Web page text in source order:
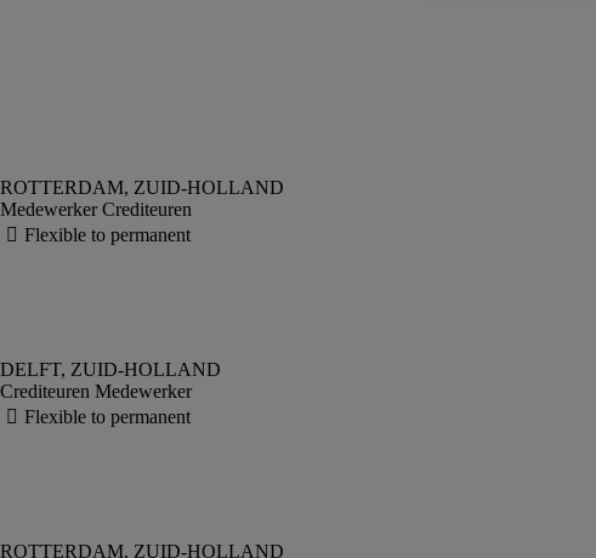
Medewerker Crediteuren
Crediteuren Medewerker